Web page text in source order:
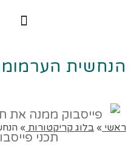
» בלוג קריקטורות »